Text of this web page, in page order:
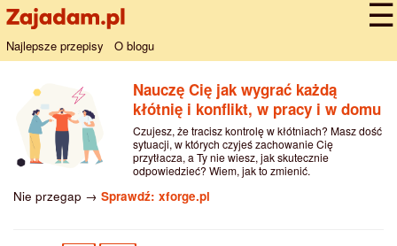
Najlepsze przepisy O blogu
Nauczę Cię jak wygrać każdą
kłótnię i konflikt, w pracy i w domu
Czujesz, że tracisz kontrolę w kłótniach? Masz dość
sytuacji, w których czyjeś zachowanie Cię
przytłacza, a Ty nie wiesz, jak skutecznie
odpowiedzieć? Wiem, jak to zmienić.
Nie przegap → Sprawdź: xforge.pl